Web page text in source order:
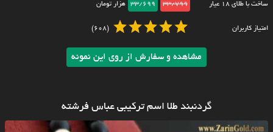
ساخت با طلای ۱۸ عیار 33/799
33/699 هزار تومان
امتیاز کاربران (608)
مشاهده و سفارش از روی این نمونه
گردنبند طلا اسم ترکیبی عباس فرشته